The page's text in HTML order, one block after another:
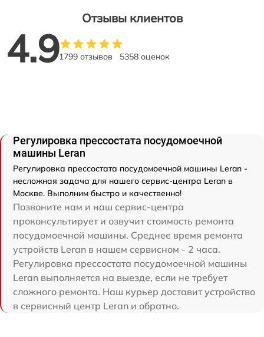
Отзывы клиентов
4.91799 отзывов 5358 оценок
Регулировка прессостата посудомоечной
машины Leran
Регулировка прессостата посудомоечной машины Leran -
несложная задача для нашего сервис-центра Leran в
Москве. Выполним быстро и качественно!
Позвоните нам и наш сервис-центра
проконсультирует и озвучит стоимость ремонта
посудомоечной машины. Среднее время ремонта
устройств Leran в нашем сервисном - 2 часа.
Регулировка прессостата посудомоечной машины
Leran выполняется на выезде, если не требует
сложного ремонта. Наш курьер доставит устройство
в сервисный центр Leran и обратно.